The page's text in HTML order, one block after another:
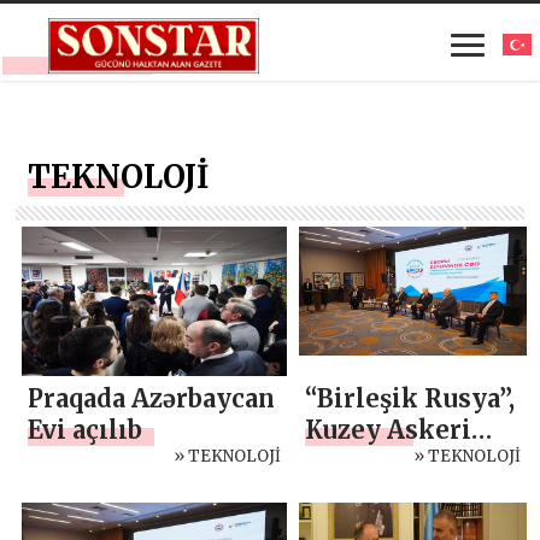
TEKNOLOJİ
Praqada Azərbaycan
Evi açılıb
» TEKNOLOJİ
“Birleşik Rusya”,
Kuzey Askeri
Bölge gazilerine
işletmelerinde
» TEKNOLOJİ